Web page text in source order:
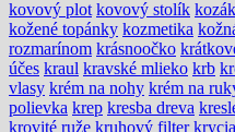
kovový plot kovový stolík
kožené topánky kozmetika
rozmarínom krásnoočko
účes kraul kravské mlieko krb
vlasy krém na nohy krém na
polievka krep kresba dreva
krovité ruže kruhový filter